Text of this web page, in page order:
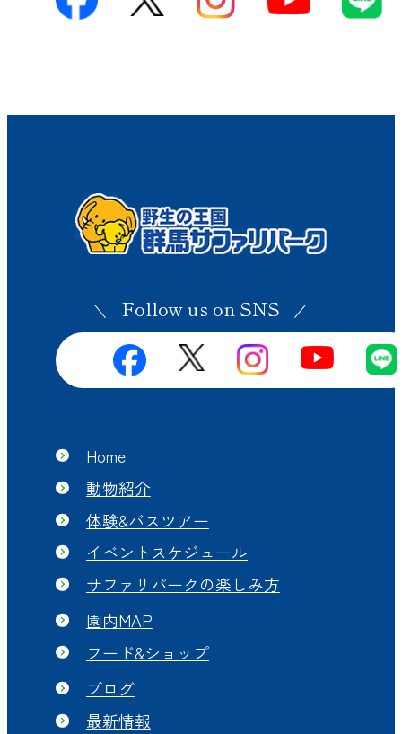
Follow us on SNS
Home
動物紹介
体験&バスツアー
イベントスケジュール
サファリパークの楽しみ方
園内MAP
フード&ショップ
ブログ
最新情報